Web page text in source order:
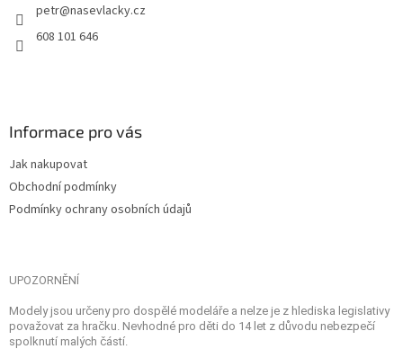
petr@nasevlacky.cz
608 101 646
Informace pro vás
Jak nakupovat
Obchodní podmínky
Podmínky ochrany osobních údajů
UPOZORNĚNÍ
Modely jsou určeny pro dospělé modeláře a nelze je z hlediska legislativy
považovat za hračku. Nevhodné pro děti do 14 let z důvodu nebezpečí
spolknutí malých částí.